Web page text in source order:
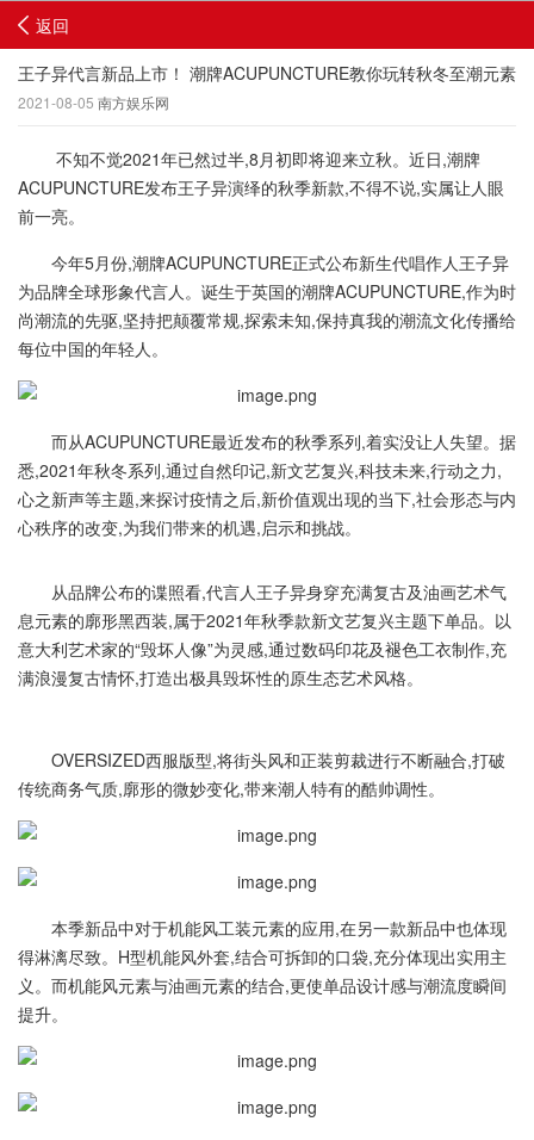
返回
王子异代言新品上市！ 潮牌ACUPUNCTURE教你玩转秋冬至潮元素
2021-08-05 南方娱乐网
不知不觉2021年已然过半,8月初即将迎来立秋。近日,潮牌
ACUPUNCTURE发布王子异演绎的秋季新款,不得不说,实属让人眼
前一亮。
今年5月份,潮牌ACUPUNCTURE正式公布新生代唱作人王子异
为品牌全球形象代言人。诞生于英国的潮牌ACUPUNCTURE,作为时
尚潮流的先驱,坚持把颠覆常规,探索未知,保持真我的潮流文化传播给
每位中国的年轻人。
而从ACUPUNCTURE最近发布的秋季系列,着实没让人失望。据
悉,2021年秋冬系列,通过自然印记,新文艺复兴,科技未来,行动之力,
心之新声等主题,来探讨疫情之后,新价值观出现的当下,社会形态与内
心秩序的改变,为我们带来的机遇,启示和挑战。
从品牌公布的谍照看,代言人王子异身穿充满复古及油画艺术气
息元素的廓形黑西装,属于2021年秋季款新文艺复兴主题下单品。以
意大利艺术家的“毁坏人像”为灵感,通过数码印花及褪色工衣制作,充
满浪漫复古情怀,打造出极具毁坏性的原生态艺术风格。
OVERSIZED西服版型,将街头风和正装剪裁进行不断融合,打破
传统商务气质,廓形的微妙变化,带来潮人特有的酷帅调性。
本季新品中对于机能风工装元素的应用,在另一款新品中也体现
得淋漓尽致。H型机能风外套,结合可拆卸的口袋,充分体现出实用主
义。而机能风元素与油画元素的结合,更使单品设计感与潮流度瞬间
提升。